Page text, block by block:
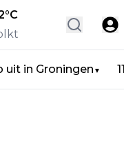
°C
uit in Groningen ▼